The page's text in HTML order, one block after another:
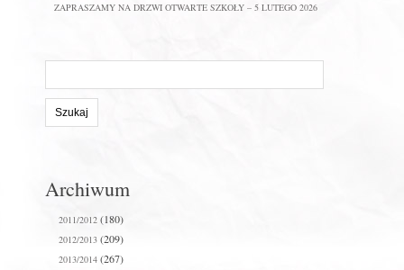
ZAPRASZAMY NA DRZWI OTWARTE SZKOŁY – 5 LUTEGO 2026
stronie:
Archiwum
2011/2012(180)
2012/2013(209)
2013/2014(267)